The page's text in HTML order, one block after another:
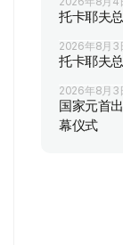
托卡耶夫
2026年8月3
托卡耶夫
2026年8月3
国家元首
幕仪式